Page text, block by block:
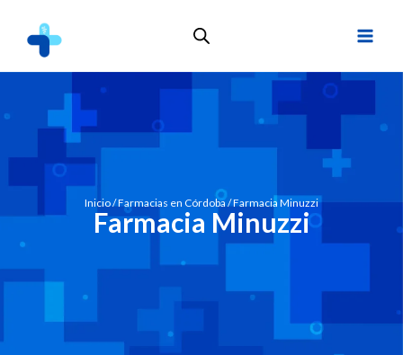
Inicio/Farmacias en Córdoba/ Farmacia Minuzzi
Farmacia Minuzzi